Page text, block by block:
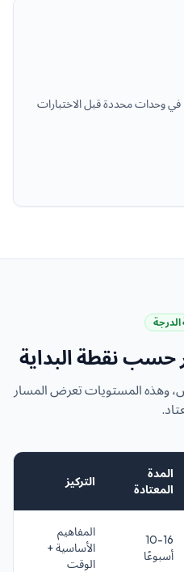
في وحدات محددة قبل الاختبارات
حسب نقطة البداية
وهذه المستويات تعرض المسار
المدة
المعتادة
التركيز
10-16
أسبوعًا
المفاهيم
الأساسية +
الوقت